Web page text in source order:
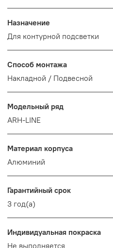
Назначение
Для контурной подсветки
Способ монтажа
Накладной / Подвесной
Модельный ряд
ARH-LINE
Материал корпуса
Алюминий
Гарантийный срок
3 год(а)
Индивидуальная покраска
Не выполняется